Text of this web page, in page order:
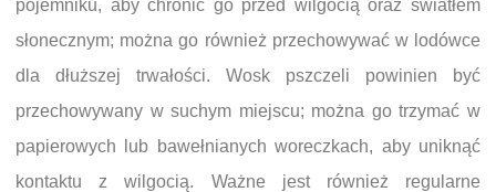
pojemniku, aby chronić go przed wilgocią oraz światłem
słonecznym; można go również przechowywać w lodówce
dla dłuższej trwałości. Wosk pszczeli powinien być
przechowywany w suchym miejscu; można go trzymać w
papierowych lub bawełnianych woreczkach, aby uniknąć
kontaktu z wilgocią. Ważne jest również regularne